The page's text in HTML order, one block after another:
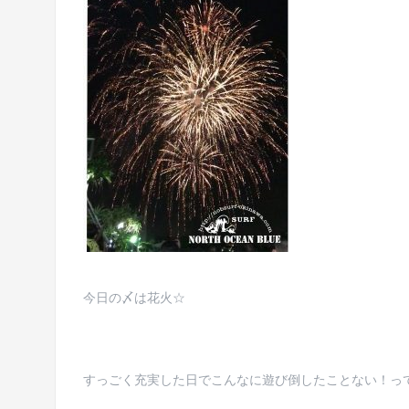
今日の〆は花火☆
すっごく充実した日でこんなに遊び倒したことない！っ